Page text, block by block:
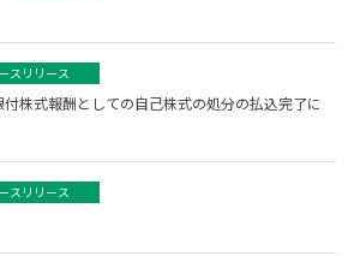
スリリース
株式報酬としての自己株式の処分の払込完了に
スリリース